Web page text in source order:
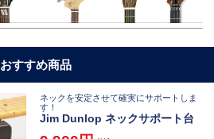
おすすめ商品
ネックを安定させて確実にサポートしま
す！
Jim Dunlop ネックサポート台